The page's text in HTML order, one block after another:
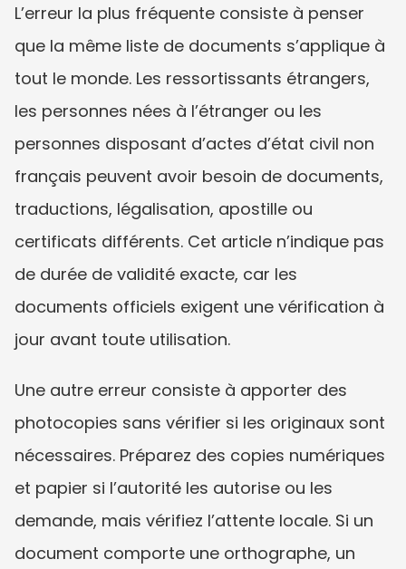
L’erreur la plus fréquente consiste à penser
que la même liste de documents s’applique à
tout le monde. Les ressortissants étrangers,
les personnes nées à l’étranger ou les
personnes disposant d’actes d’état civil non
français peuvent avoir besoin de documents,
traductions, légalisation, apostille ou
certificats différents. Cet article n’indique pas
de durée de validité exacte, car les
documents officiels exigent une vérification à
jour avant toute utilisation.
Une autre erreur consiste à apporter des
photocopies sans vérifier si les originaux sont
nécessaires. Préparez des copies numériques
et papier si l’autorité les autorise ou les
demande, mais vérifiez l’attente locale. Si un
document comporte une orthographe, un